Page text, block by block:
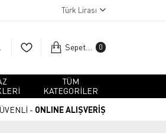
Türk Lirası
Sepetim 0
TÜM
KATEGORİLER
- ONLINE ALIŞVERİŞ